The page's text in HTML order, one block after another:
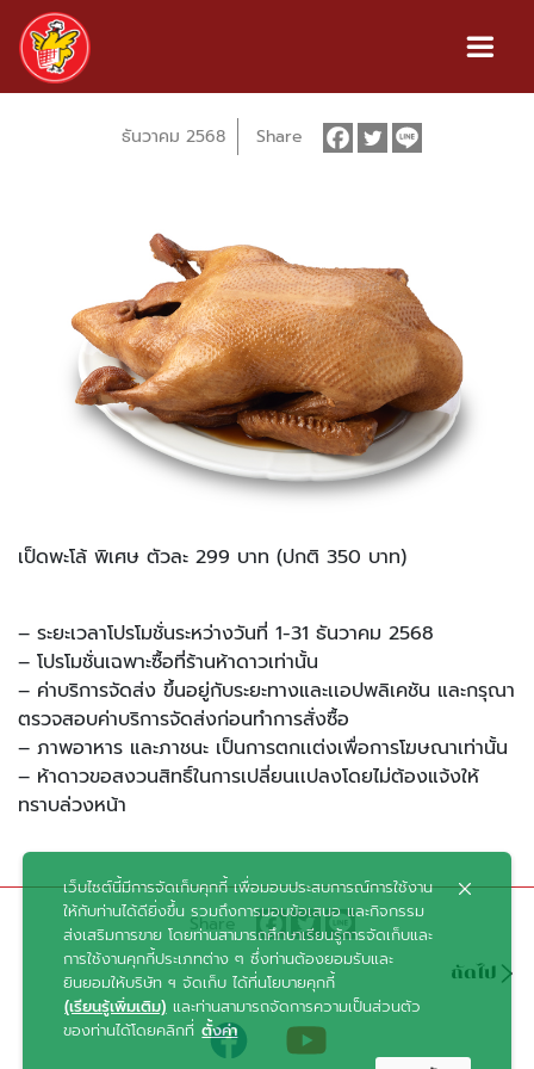
ธันวาคม 2568 Share
เป็ดพะโล้ พิเศษ ตัวละ 299 บาท (ปกติ 350 บาท)
– ระยะเวลาโปรโมชั่นระหว่างวันที่ 1-31 ธันวาคม 2568
– โปรโมชั่นเฉพาะซื้อที่ร้านห้าดาวเท่านั้น
– ค่าบริการจัดส่ง ขึ้นอยู่กับระยะทางและเเอปพลิเคชัน และกรุณา
ตรวจสอบค่าบริการจัดส่งก่อนทำการสั่งซื้อ
– ภาพอาหาร และภาชนะ เป็นการตกเเต่งเพื่อการโฆษณาเท่านั้น
– ห้าดาวขอสงวนสิทธิ์ในการเปลี่ยนเเปลงโดยไม่ต้องแจ้งให้
ทราบล่วงหน้า
Share
ถัดไป
เว็บไซต์นี้มีการจัดเก็บคุกกี้ เพื่อมอบประสบการณ์การใช้งาน
ให้กับท่านได้ดียิ่งขึ้น รวมถึงการมอบข้อเสนอ และกิจกรรม
ส่งเสริมการขาย โดยท่านสามารถศึกษาเรียนรู้การจัดเก็บและ
การใช้งานคุกกี้ประเภทต่าง ๆ ซึ่งท่านต้องยอมรับและ
ยินยอมให้บริษัท ฯ จัดเก็บ ได้ที่นโยบายคุกกี้
(เรียนรู้เพิ่มเติม) และท่านสามารถจัดการความเป็นส่วนตัว
ของท่านได้โดยคลิกที่ ตั้งค่า